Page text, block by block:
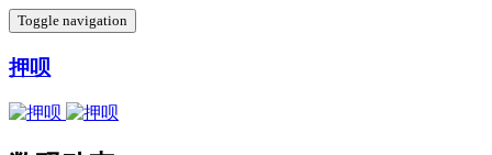
Toggle navigation
押呗